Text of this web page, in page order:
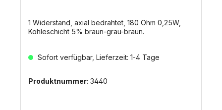
1 Widerstand, axial bedrahtet, 180 Ohm 0,25W,
Kohleschicht 5% braun-grau-braun.
Sofort verfügbar, Lieferzeit: 1-4 Tage
Produktnummer: 3440